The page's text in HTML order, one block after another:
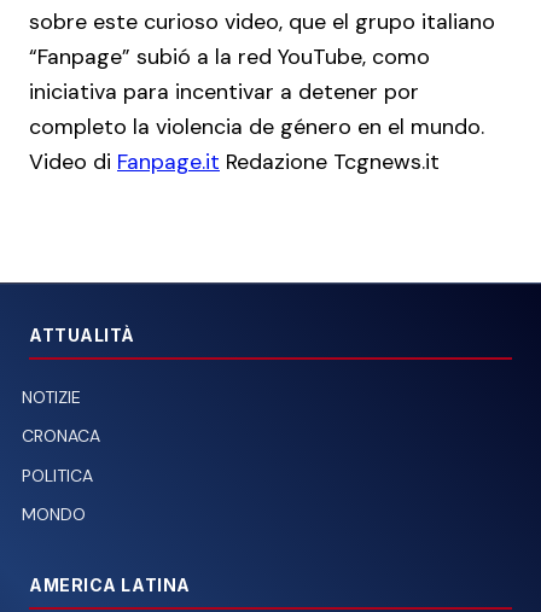
sobre este curioso video, que el grupo italiano
“Fanpage” subió a la red YouTube, como
iniciativa para incentivar a detener por
completo la violencia de género en el mundo.
Video di Fanpage.it Redazione Tcgnews.it
ATTUALITÀ
NOTIZIE
CRONACA
POLITICA
MONDO
AMERICA LATINA